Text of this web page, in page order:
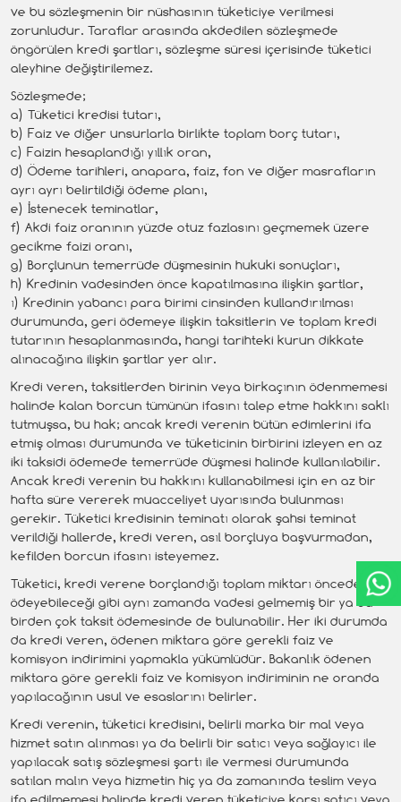
ve bu sözleşmenin bir nüshasının tüketiciye verilmesi
zorunludur. Taraflar arasında akdedilen sözleşmede
öngörülen kredi şartları, sözleşme süresi içerisinde tüketici
aleyhine değiştirilemez.
Sözleşmede;
a) Tüketici kredisi tutarı,
b) Faiz ve diğer unsurlarla birlikte toplam borç tutarı,
c) Faizin hesaplandığı yıllık oran,
d) Ödeme tarihleri, anapara, faiz, fon ve diğer masrafların
ayrı ayrı belirtildiği ödeme planı,
e) İstenecek teminatlar,
f) Akdi faiz oranının yüzde otuz fazlasını geçmemek üzere
gecikme faizi oranı,
g) Borçlunun temerrüde düşmesinin hukuki sonuçları,
h) Kredinin vadesinden önce kapatılmasına ilişkin şartlar,
ı) Kredinin yabancı para birimi cinsinden kullandırılması
durumunda, geri ödemeye ilişkin taksitlerin ve toplam kredi
tutarının hesaplanmasında, hangi tarihteki kurun dikkate
alınacağına ilişkin şartlar yer alır.
Kredi veren, taksitlerden birinin veya birkaçının ödenmemesi
halinde kalan borcun tümünün ifasını talep etme hakkını saklı
tutmuşsa, bu hak; ancak kredi verenin bütün edimlerini ifa
etmiş olması durumunda ve tüketicinin birbirini izleyen en az
iki taksidi ödemede temerrüde düşmesi halinde kullanılabilir.
Ancak kredi verenin bu hakkını kullanabilmesi için en az bir
hafta süre vererek muacceliyet uyarısında bulunması
gerekir. Tüketici kredisinin teminatı olarak şahsi teminat
verildiği hallerde, kredi veren, asıl borçluya başvurmadan,
kefilden borcun ifasını isteyemez.
Tüketici, kredi verene borçlandığı toplam miktarı önceden
ödeyebileceği gibi aynı zamanda vadesi gelmemiş bir ya da
birden çok taksit ödemesinde de bulunabilir. Her iki durumda
da kredi veren, ödenen miktara göre gerekli faiz ve
komisyon indirimini yapmakla yükümlüdür. Bakanlık ödenen
miktara göre gerekli faiz ve komisyon indiriminin ne oranda
yapılacağının usul ve esaslarını belirler.
Kredi verenin, tüketici kredisini, belirli marka bir mal veya
hizmet satın alınması ya da belirli bir satıcı veya sağlayıcı ile
yapılacak satış sözleşmesi şartı ile vermesi durumunda
satılan malın veya hizmetin hiç ya da zamanında teslim veya
ifa edilmemesi halinde kredi veren tüketiciye karşı satıcı veya